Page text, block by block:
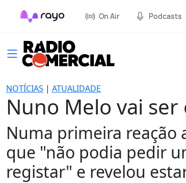
On Air Podcasts
NOTÍCIAS | ATUALIDADE
Nuno Melo vai
Numa primeira reação
que "não podia pedir
registar" e revelou